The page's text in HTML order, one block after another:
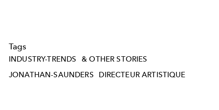
Tags
INDUSTRY-TRENDS
& OTHER STORIES
JONATHAN-SAUNDERS
DIRECTEUR ARTISTIQUE